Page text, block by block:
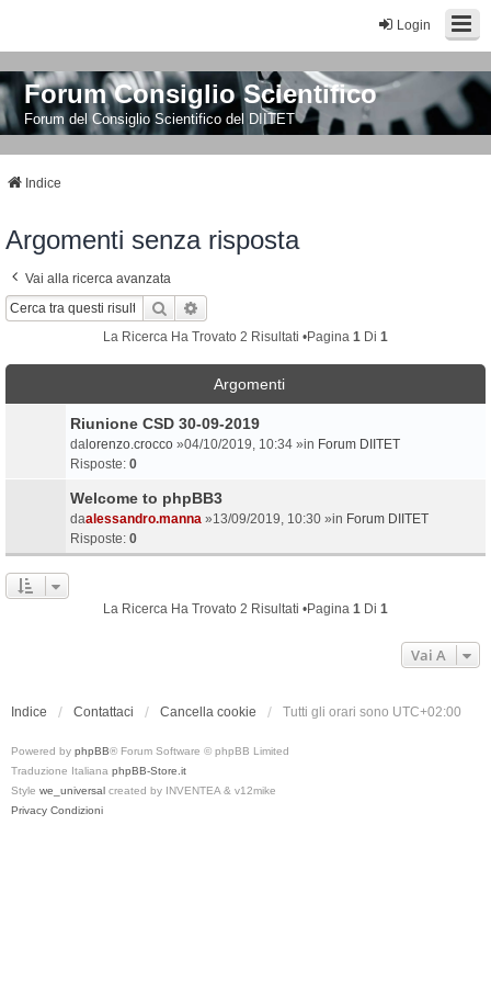
Login
Forum Consiglio Scientifico
Forum del Consiglio Scientifico del DIITET
Indice
Argomenti senza risposta
Vai alla ricerca avanzata
Cerca
La Ricerca Ha Trovato 2 Risultati •Pagina 1 Di 1
Argomenti
Riunione CSD 30-09-2019
da lorenzo.crocco »04/10/2019, 10:34 »in Forum DIITET
Risposte: 0
Welcome to phpBB3
daalessandro.manna »13/09/2019, 10:30 »in Forum DIITET
Risposte: 0
La Ricerca Ha Trovato 2 Risultati •Pagina 1 Di 1
Vai A
Indice Contattaci Cancella cookie Tutti gli orari sono UTC+02:00
Powered by phpBB® Forum Software © phpBB Limited
Traduzione Italiana phpBB-Store.it
Style we_universal created by INVENTEA & v12mike
Privacy Condizioni